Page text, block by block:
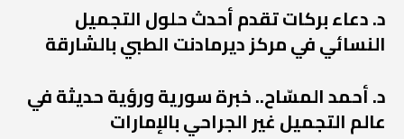
د. دعاء بركات تقدم أحدث حلول التجميل
النسائي في مركز ديرمادنت الطبي بالشارقة
د. أحمد المسّاح.. خبرة سورية ورؤية حديثة في
عالم التجميل غير الجراحي بالإمارات